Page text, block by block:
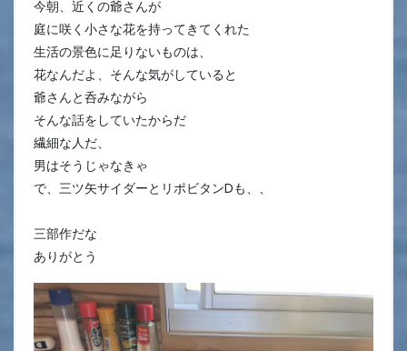
今朝、近くの爺さんが
庭に咲く小さな花を持ってきてくれた
生活の景色に足りないものは、
花なんだよ、そんな気がしていると
爺さんと呑みながら
そんな話をしていたからだ
繊細な人だ、
男はそうじゃなきゃ
で、三ツ矢サイダーとリポビタンDも、、
三部作だな
ありがとう